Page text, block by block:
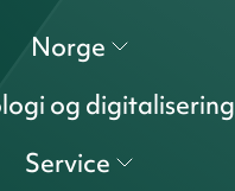
Norge
og digitalisering
Service